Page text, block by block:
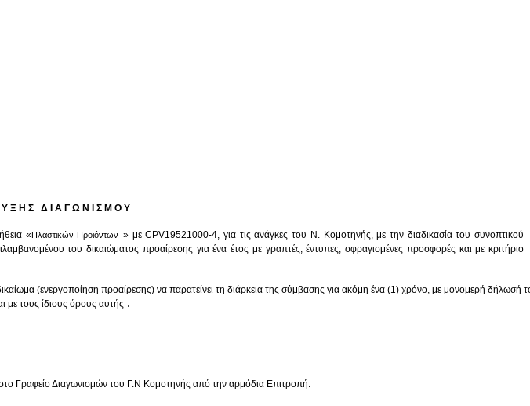
Ξ Η Σ Δ Ι Α Γ Ω Ν Ι Σ Μ Ο Υ
«Πλαστικών Προϊόντων » μεCPV19521000-4 , για τις ανάγκες του Ν. Κομοτηνής, με την διαδικασία του συνοπτικού
του δικαιώματος προαίρεσης για ένα έτος με γραπτές, έντυπες, σφραγισμένες προσφορές και με κριτήριο
(ενεργοποίηση προαίρεσης) να παρατείνει τη διάρκεια της σύμβασης για ακόμη ένα (1) χρόνο, με μονομερή δήλωσή
με τους ίδιους όρους αυτής .
Γραφείο Διαγωνισμών του Γ.Ν Κομοτηνής από την αρμόδια Επιτροπή.